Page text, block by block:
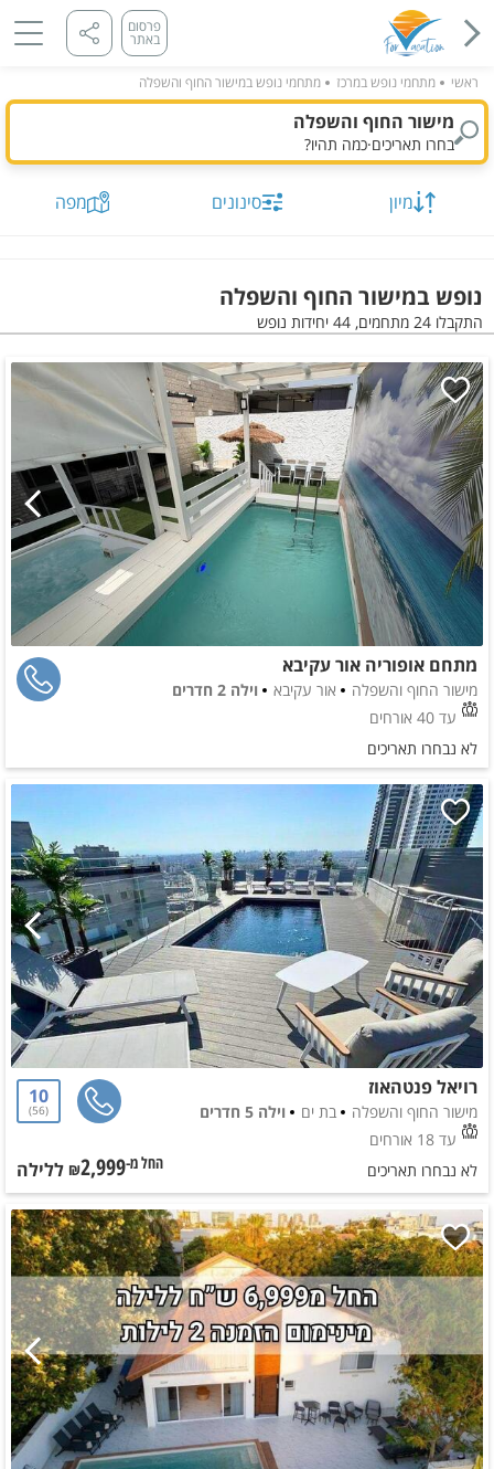
פרסום
באתר
ראשי מתחמי נופש במרכז מתחמי נופש במישור החוף והשפלה
מישור החוף והשפלה
בחרו תאריכים·כמה תהיו?
מיון סינונים מפה
נופש במישור החוף והשפלה
התקבלו 24 מתחמים, 44 יחידות נופש
תאריך מבוקש
כמות נופשים וחדרים מיון לפי התקבלו24מתחמים, 44 יחידות
סינונים שנבחרו
הצג על
מפה
מתחם אופוריה אור עקיבא
מישור החוף והשפלה אור עקיבא
וילה 2 חדרים
עד 40 אורחים
לא נבחרו תאריכים
רויאל פנטהאוז
מישור החוף והשפלה בת ים
וילה 5 חדרים
עד 18 אורחים
10
56
לא נבחרו תאריכים החל מ-₪2,999 ללילה